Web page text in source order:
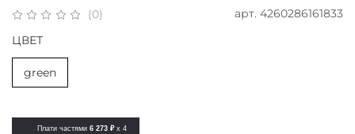
(0) арт. 4260286161833
Плати частями 6 273 ₽ x 4
ЦВЕТ
green